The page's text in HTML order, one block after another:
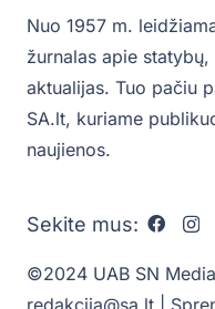
Nuo 1957 m.
žurnalas apie
aktualijas. Tuo pačiu
SA.lt, kuriame
naujienos.
Sekite mus:
©2024 UAB SN
redakcija@sa.lt |